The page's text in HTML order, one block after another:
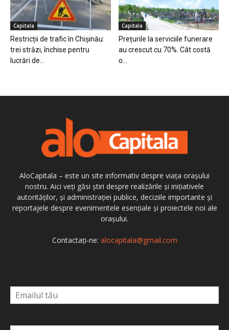
Capitala
Restricții de trafic în Chișinău:
trei străzi, închise pentru
lucrări de...
Capitala
Prețurile la serviciile funerare
au crescut cu 70%. Cât costă
o...
AloCapitala – este un site informativ despre viața orașului
nostru. Aici veți găsi știri despre realizările și inițiativele
autorităților, și administrației publice, deciziile importante și
reportajele despre evenimentele esențiale și proiectele noi ale
orașului.
Contactați-ne: alocapitala@gmail.com